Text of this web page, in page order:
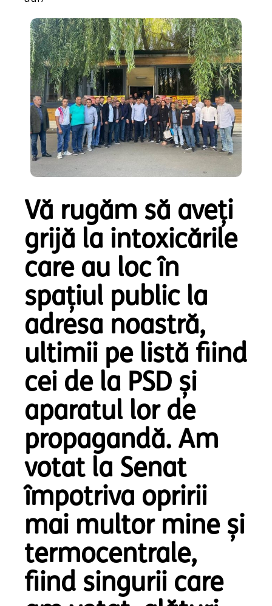
Vă rugăm să aveți
grijă la intoxicările
care au loc în
spațiul public la
adresa noastră,
ultimii pe listă fiind
cei de la PSD și
aparatul lor de
propagandă. Am
votat la Senat
împotriva opririi
mai multor mine și
termocentrale,
fiind singurii care